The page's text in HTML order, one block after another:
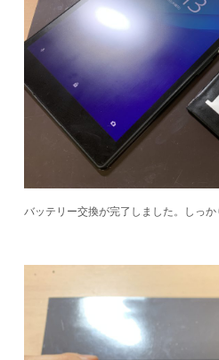
バッテリー交換が完了しました。しっか